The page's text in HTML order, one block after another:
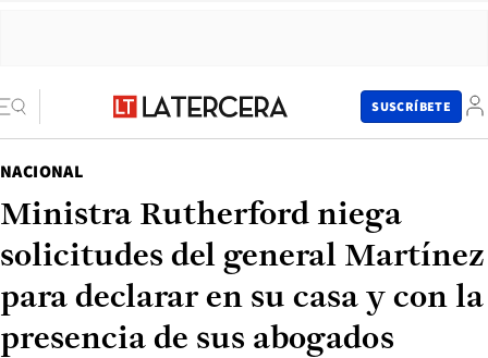
SUSCRÍBETE
NACIONAL
Ministra Rutherford niega
solicitudes del general Martínez
para declarar en su casa y con la
presencia de sus abogados